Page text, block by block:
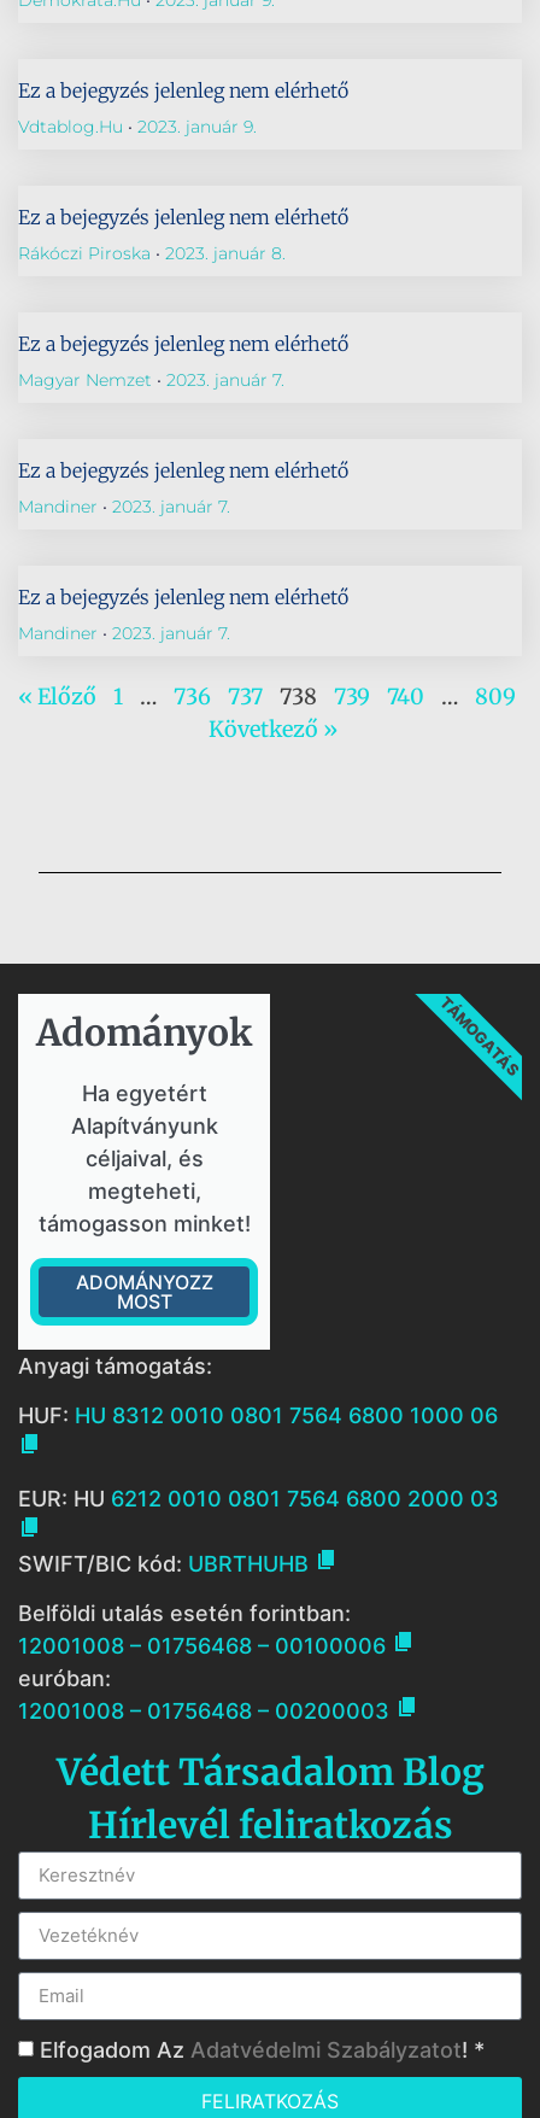
Ez a bejegyzés jelenleg nem elérhető
Vdtablog.hu 2023. január 9.
Ez a bejegyzés jelenleg nem elérhető
Rákóczi Piroska 2023. január 8.
Ez a bejegyzés jelenleg nem elérhető
Magyar Nemzet 2023. január 7.
Ez a bejegyzés jelenleg nem elérhető
Mandiner 2023. január 7.
Ez a bejegyzés jelenleg nem elérhető
Mandiner 2023. január 7.
« Előző 1 … 736 737 738 739 740 …
809
Következő »
Adományok​
Ha egyetért
Alapítványunk
céljaival, és
megteheti,
támogasson minket!
ADOMÁNYOZZ
MOST
TÁMOGATÁS
Anyagi támogatás:
HUF: HU 8312 0010 0801 7564 6800 1000 06

EUR: HU 6212 0010 0801 7564 6800 2000 03

SWIFT/BIC kód: UBRTHUHB 
Belföldi utalás esetén forintban:
12001008 – 01756468 – 00100006 
euróban:
12001008 – 01756468 – 00200003 
Védett Társadalom Blog
Hírlevél feliratkozás
Elfogadom Az Adatvédelmi Szabályzatot! *
FELIRATKOZÁS